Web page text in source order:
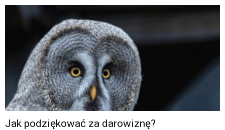
Jak podziękować za darowiznę?